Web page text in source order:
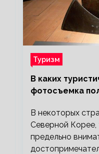
Туризм
В каких
фотосъемка
В некоторых
Северной
предельно